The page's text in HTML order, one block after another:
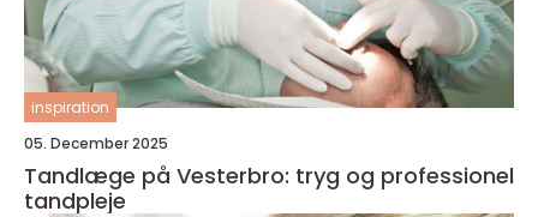
inspiration
05. December 2025
Tandlæge på Vesterbro: tryg og professionel
tandpleje